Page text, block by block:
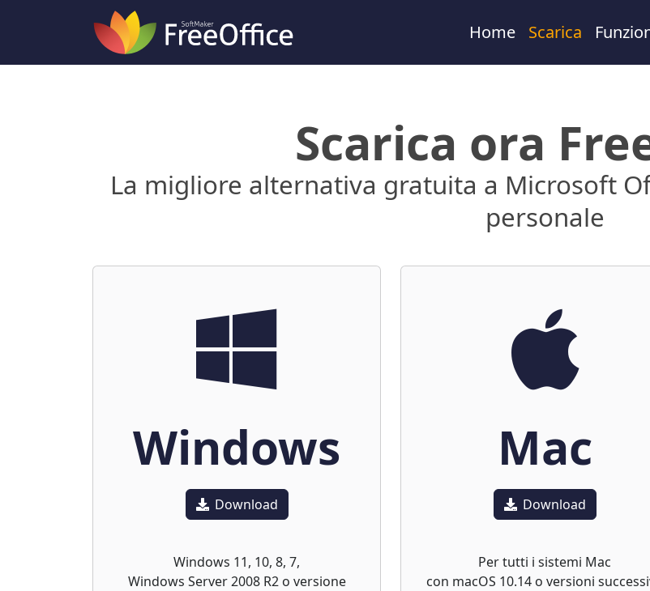
Home Scarica
Scarica ora
La migliore alternativa gratuita a Microsoft
personale
Windows
Download
Windows 11, 10, 8, 7,
Windows Server 2008 R2 o versione
Mac
Download
Per tutti i sistemi Mac
con macOS 10.14 o versioni